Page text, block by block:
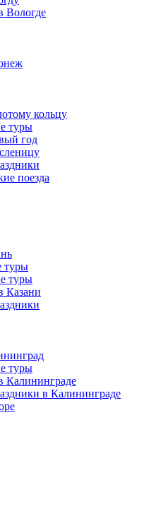
Вологде
кольцу
туры
год
поезда
туры
туры
Казани
туры
Калининграде
в Калининграде